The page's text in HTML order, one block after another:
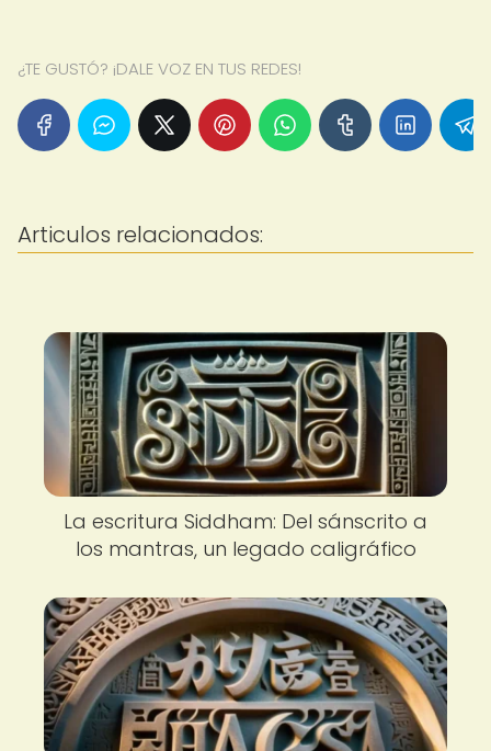
¿TE GUSTÓ? ¡DALE VOZ EN TUS REDES!
Articulos relacionados:
La escritura Siddham: Del sánscrito a
los mantras, un legado caligráfico